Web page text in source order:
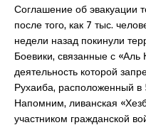
Соглашение об эвакуации
после того, как 7 тыс.
недели назад покинули
Боевики, связанные с «Аль
деятельность которой
Рухаиба, расположенный в
Напомним, ливанская
участником гражданской